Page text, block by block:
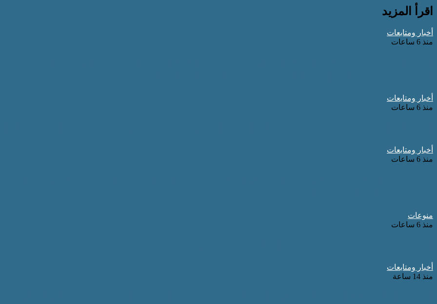
اقرأ المزيد
أخبار ومتابعات
منذ 6 ساعات
أخبار ومتابعات
منذ 6 ساعات
أخبار ومتابعات
منذ 6 ساعات
منوعات
منذ 6 ساعات
أخبار ومتابعات
منذ 14 ساعة